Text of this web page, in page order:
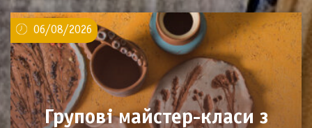
06/08/2026
Групові майстер-класи з